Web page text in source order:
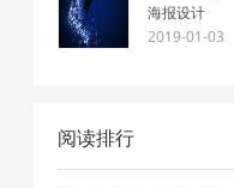
海报设计
2019-01-03
阅读排行